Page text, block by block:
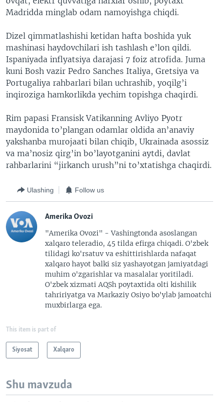
Madridda minglab odam namoyishga chiqdi.
Dizel qimmatlashishi ketidan hafta boshida yuk
mashinasi haydovchilari ish tashlash e’lon qildi.
Ispaniyada inflyatsiya darajasi 7 foiz atrofida. Juma
kuni Bosh vazir Pedro Sanches Italiya, Gretsiya va
Portugaliya rahbarlari bilan uchrashib, yoqilg’i
inqiroziga hamkorlikda yechim topishga chaqirdi.
Rim papasi Fransisk Vatikanning Avliyo Pyotr
maydonida to’plangan odamlar oldida an’anaviy
yakshanba murojaati bilan chiqib, Ukrainada asossiz
va ma’nosiz qirg’in bo’layotganini aytdi, davlat
rahbarlarini “jirkanch urush”ni to’xtatishga chaqirdi.
Ulashing Follow us
Amerika Ovozi
"Amerika Ovozi" - Vashingtonda asoslangan
xalqaro teleradio, 45 tilda efirga chiqadi. O'zbek
tilidagi ko'rsatuv va eshittirishlarda nafaqat
xalqaro hayot balki siz yashayotgan jamiyatdagi
muhim o'zgarishlar va masalalar yoritiladi.
O'zbek xizmati AQSh poytaxtida olti kishilik
tahririyatga va Markaziy Osiyo bo'ylab jamoatchi
muxbirlarga ega.
This item is part of
Siyosat Xalqaro
Shu mavzuda